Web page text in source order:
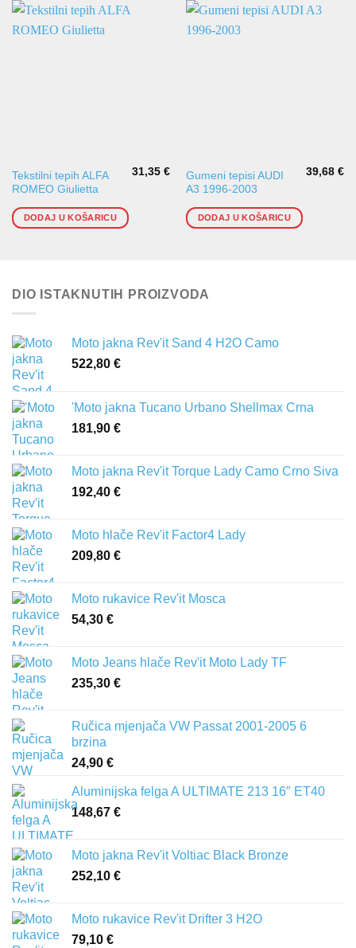
Tekstilni tepih ALFA
ROMEO Giulietta
31,35€
DODAJ U KOŠARICU
Gumeni tepisi AUDI
A3 1996-2003
39,68€
DODAJ U KOŠARICU
DIO ISTAKNUTIH PROIZVODA
Moto jakna Rev'it Sand 4 H2O Camo
522,80 €
'Moto jakna Tucano Urbano Shellmax Crna
181,90 €
Moto jakna Rev'it Torque Lady Camo Crno Siva
192,40 €
Moto hlače Rev'it Factor4 Lady
209,80 €
Moto rukavice Rev'it Mosca
54,30 €
Moto Jeans hlače Rev'it Moto Lady TF
235,30 €
Ručica mjenjača VW Passat 2001-2005 6
brzina
24,90 €
Aluminijska felga A ULTIMATE 213 16″ ET40
148,67 €
Moto jakna Rev'it Voltiac Black Bronze
252,10 €
Moto rukavice Rev'it Drifter 3 H2O
79,10 €